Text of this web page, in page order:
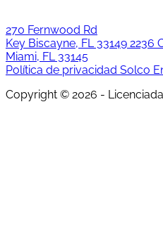
270 Fernwood Rd
Key Biscayne, FL 33149 2236
Miami, FL 33145
Política de privacidad Solco
Copyright © 2026 -